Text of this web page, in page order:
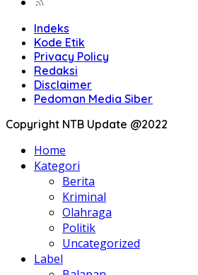
Indeks
Kode Etik
Privacy Policy
Redaksi
Disclaimer
Pedoman Media Siber
Copyright NTB Update @2022
Home
Kategori
Berita
Kriminal
Olahraga
Politik
Uncategorized
Label